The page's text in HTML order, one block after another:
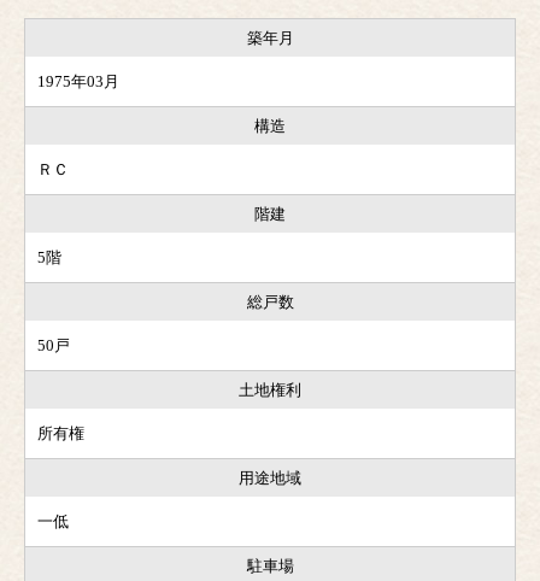
築年月
1975年03月
構造
ＲＣ
階建
5階
総戸数
50戸
土地権利
所有権
用途地域
一低
駐車場